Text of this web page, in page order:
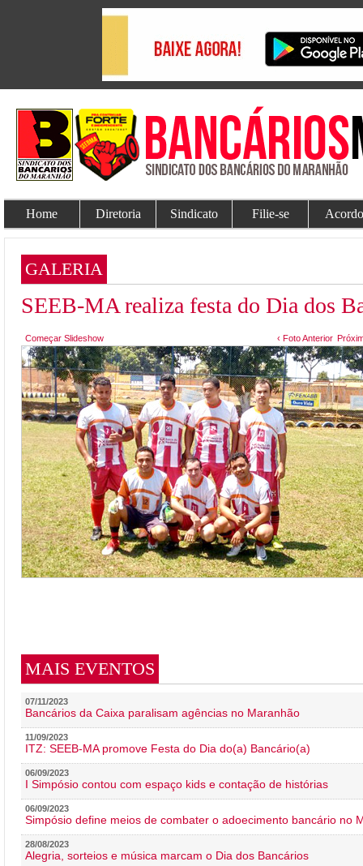
Home Diretoria Sindicato Filie-se
GALERIA
SEEB-MA realiza festa do Dia dos
Começar Slideshow ‹ Foto Anterior
MAIS EVENTOS
07/11/2023
Bancários da Caixa paralisam agências no Maranhão
11/09/2023
ITZ: SEEB-MA promove Festa do Dia do(a) Bancário(a)
06/09/2023
I Simpósio contou com espaço kids e contação de histórias
06/09/2023
Simpósio define meios de combater o adoecimento bancário no
28/08/2023
Alegria, sorteios e música marcam o Dia dos Bancários